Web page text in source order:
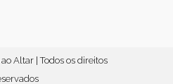
Altar | Todos os direitos